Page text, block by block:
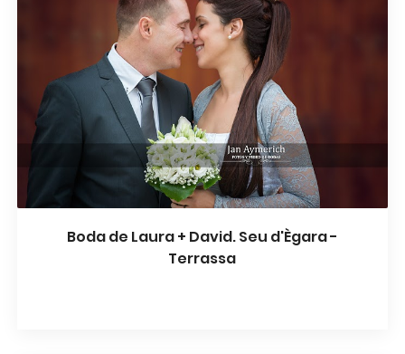
Boda de Laura + David. Seu d'Ègara -
Terrassa